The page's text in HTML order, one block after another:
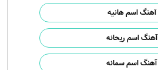
آهنگ اسم هانیه
آهنگ اسم ریحانه
آهنگ اسم سمانه